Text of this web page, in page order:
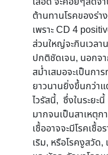
ต้านทานโรคของร่า
เพราะ CD 4
ส่วนใหญ่จะกินเวลา
ปกติชัดเจน, นอกจา
สม่ำเสมอจะเป็นกา
ยาวนานยิ่งขึ้นกว่า
ไวรัสนี้, ซึ่งในระยะ
มากจนเป็นสาเหตุ
เชื้ออาจจะมีโรคเชื้
เริม, หรือโรคงูสวัด